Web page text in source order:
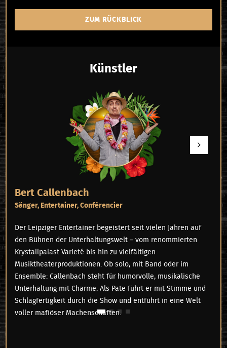
ZUM RÜCKBLICK
Künstler
Bert Callenbach
Sänger, Entertainer, Conférencier
Der Leipziger Entertainer begeistert seit vielen Jahren auf
den Bühnen der Unterhaltungswelt – vom renommierten
Krystallpalast Varieté bis hin zu vielfältigen
Musiktheaterproduktionen. Ob solo, mit Band oder im
Ensemble: Callenbach steht für humorvolle, musikalische
Unterhaltung mit Charme. Als Pate führt er mit Stimme und
Schlagfertigkeit durch die Show und entführt in eine Welt
voller mafiöser Machenschaften.